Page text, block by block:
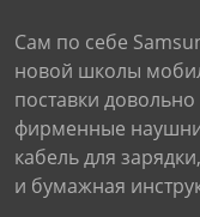
Сам по себе
новой школы
поставки
фирменные
кабель для
и бумажная